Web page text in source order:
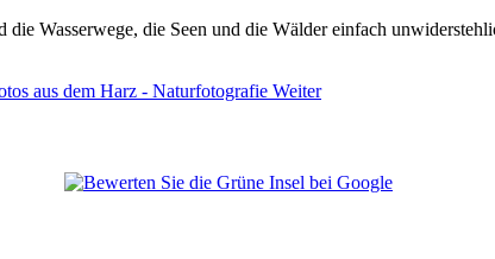
Wasserwege, die Seen und die Wälder einfach
aus dem Harz - Naturfotografie Weiter